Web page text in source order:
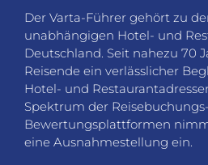
Der Varta-Führer gehört zu
unabhängigen Hotel- und
Deutschland. Seit nahezu 70
Reisende ein verlässlicher
Hotel- und
Spektrum der
Bewertungsplattformen
eine Ausnahmestellung ein.